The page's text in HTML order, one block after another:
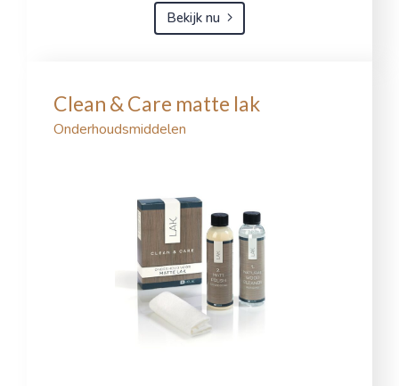
Bekijk nu
Clean & Care matte lak
Onderhoudsmiddelen